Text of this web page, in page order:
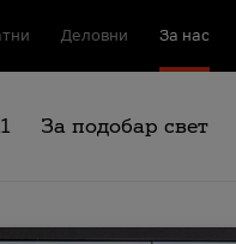
Деловни За нас
За подобар свет